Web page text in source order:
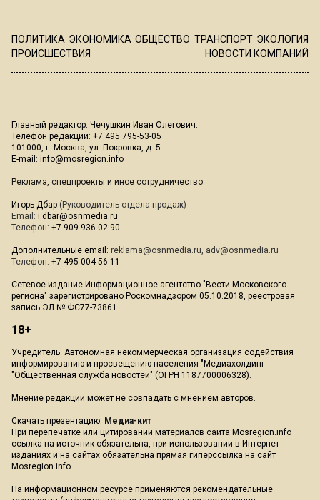
ПОЛИТИКА ЭКОНОМИКА ОБЩЕСТВО ТРАНСПОРТ ЭКОЛОГИЯ
ПРОИСШЕСТВИЯ
НОВОСТИ КОМПАНИЙ
Главный редактор: Чечушкин Иван Олегович.
Телефон редакции: +7 495 795-53-05
101000, г. Москва, ул. Покровка, д. 5
E-mail: info@mosregion.info
Реклама, спецпроекты и иное сотрудничество:
Игорь Дбар (Руководитель отдела продаж)
Email: i.dbar@osnmedia.ru
Телефон: +7 909 936-02-90
Дополнительные email: reklama@osnmedia.ru, adv@osnmedia.ru
Телефон: +7 495 004-56-11
Сетевое издание Информационное агентство "Вести Московского
региона" зарегистрировано Роскомнадзором 05.10.2018, реестровая
запись ЭЛ № ФС77-73861.
18+
Учредитель: Автономная некоммерческая организация содействия
информированию и просвещению населения "Медиахолдинг
"Общественная служба новостей" (ОГРН 1187700006328).
Мнение редакции может не совпадать с мнением авторов.
Скачать презентацию: Медиа-кит
При перепечатке или цитировании материалов сайта Mosregion.info
ссылка на источник обязательна, при использовании в Интернет-
изданиях и на сайтах обязательна прямая гиперссылка на сайт
Mosregion.info.
На информационном ресурсе применяются рекомендательные